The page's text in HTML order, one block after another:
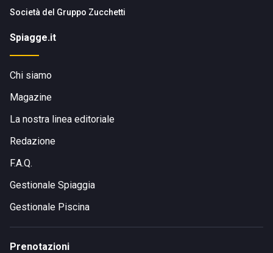
Società del Gruppo Zucchetti
Spiagge.it
Chi siamo
Magazine
La nostra linea editoriale
Redazione
F.A.Q.
Gestionale Spiaggia
Gestionale Piscina
Prenotazioni